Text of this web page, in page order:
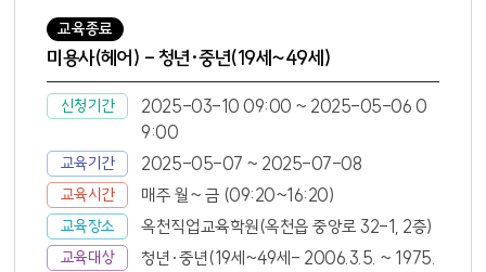
교육종료
미용사(헤어) - 청년·중년(19세~49세)
신청기간
2025-03-10 09:00 ~ 2025-05-06 0
9:00
교육기간 2025-05-07 ~ 2025-07-08
교육시간 매주 월~ 금 (09:20~16:20)
교육장소 옥천직업교육학원(옥천읍 중앙로 32-1, 2층)
교육대상
청년·중년(19세~49세- 2006.3.5. ~ 1975.